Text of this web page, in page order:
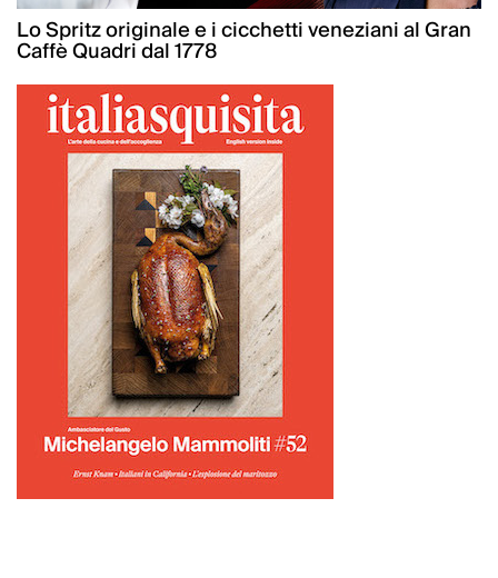
Lo Spritz originale e i cicchetti veneziani al Gran
Caffè Quadri dal 1778